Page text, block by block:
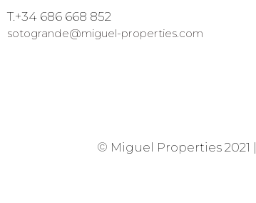
T.+34 686 668 852
sotogrande@miguel-properties.com
© Miguel Properties 2021 |